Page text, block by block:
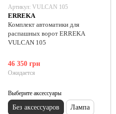
Артикул: VULCAN 105
ERREKA
Комплект автоматики для
распашных ворот ERREKA
VULCAN 105
46 350 грн
Ожидается
Выберите аксессуары
Без аксессуаров Лампа